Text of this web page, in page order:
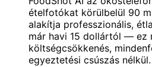
ételfotókat körülbelül 90
alakítja professzionális,
már havi 15 dollártól — ez
költségcsökkenés,
egyeztetési csúszás nélkül.